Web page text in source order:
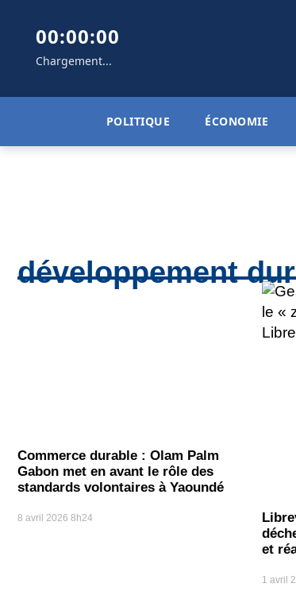
00:00:00
Chargement...
POLITIQUE ÉCONOMIE
développement
Commerce durable : Olam Palm
Gabon met en avant le rôle des
standards volontaires à Yaoundé
8 avril 2026 8h24
et
1 avril